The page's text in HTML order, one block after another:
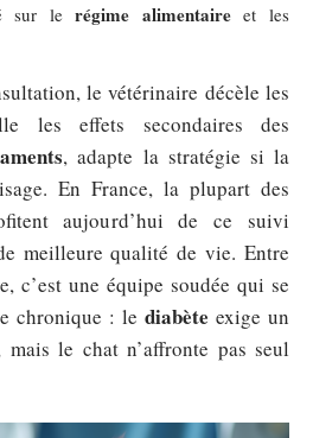
sur lerégime alimentaireet les
le vétérinaire décèle les
les effets secondaires des
, adapte la stratégie si la
En France, la plupart des
aujourd’hui de ce suivi
meilleure qualité de vie. Entre
c’est une équipe soudée qui se
chronique : le diabète exige un
mais le chat n’affronte pas seul